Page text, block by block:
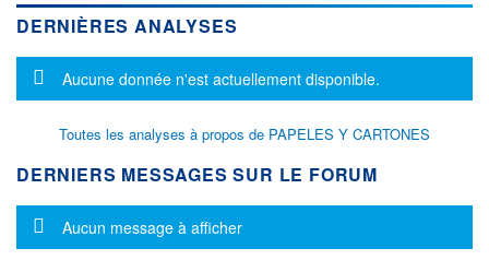
DERNIÈRES ANALYSES
Message d'information
Aucune donnée n'est actuellement disponible.
Toutes les analyses à propos de PAPELES Y CARTONES
DERNIERS MESSAGES SUR LE FORUM
Message d'information
Aucun message à afficher